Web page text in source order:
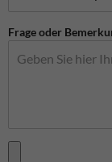
Frage oder